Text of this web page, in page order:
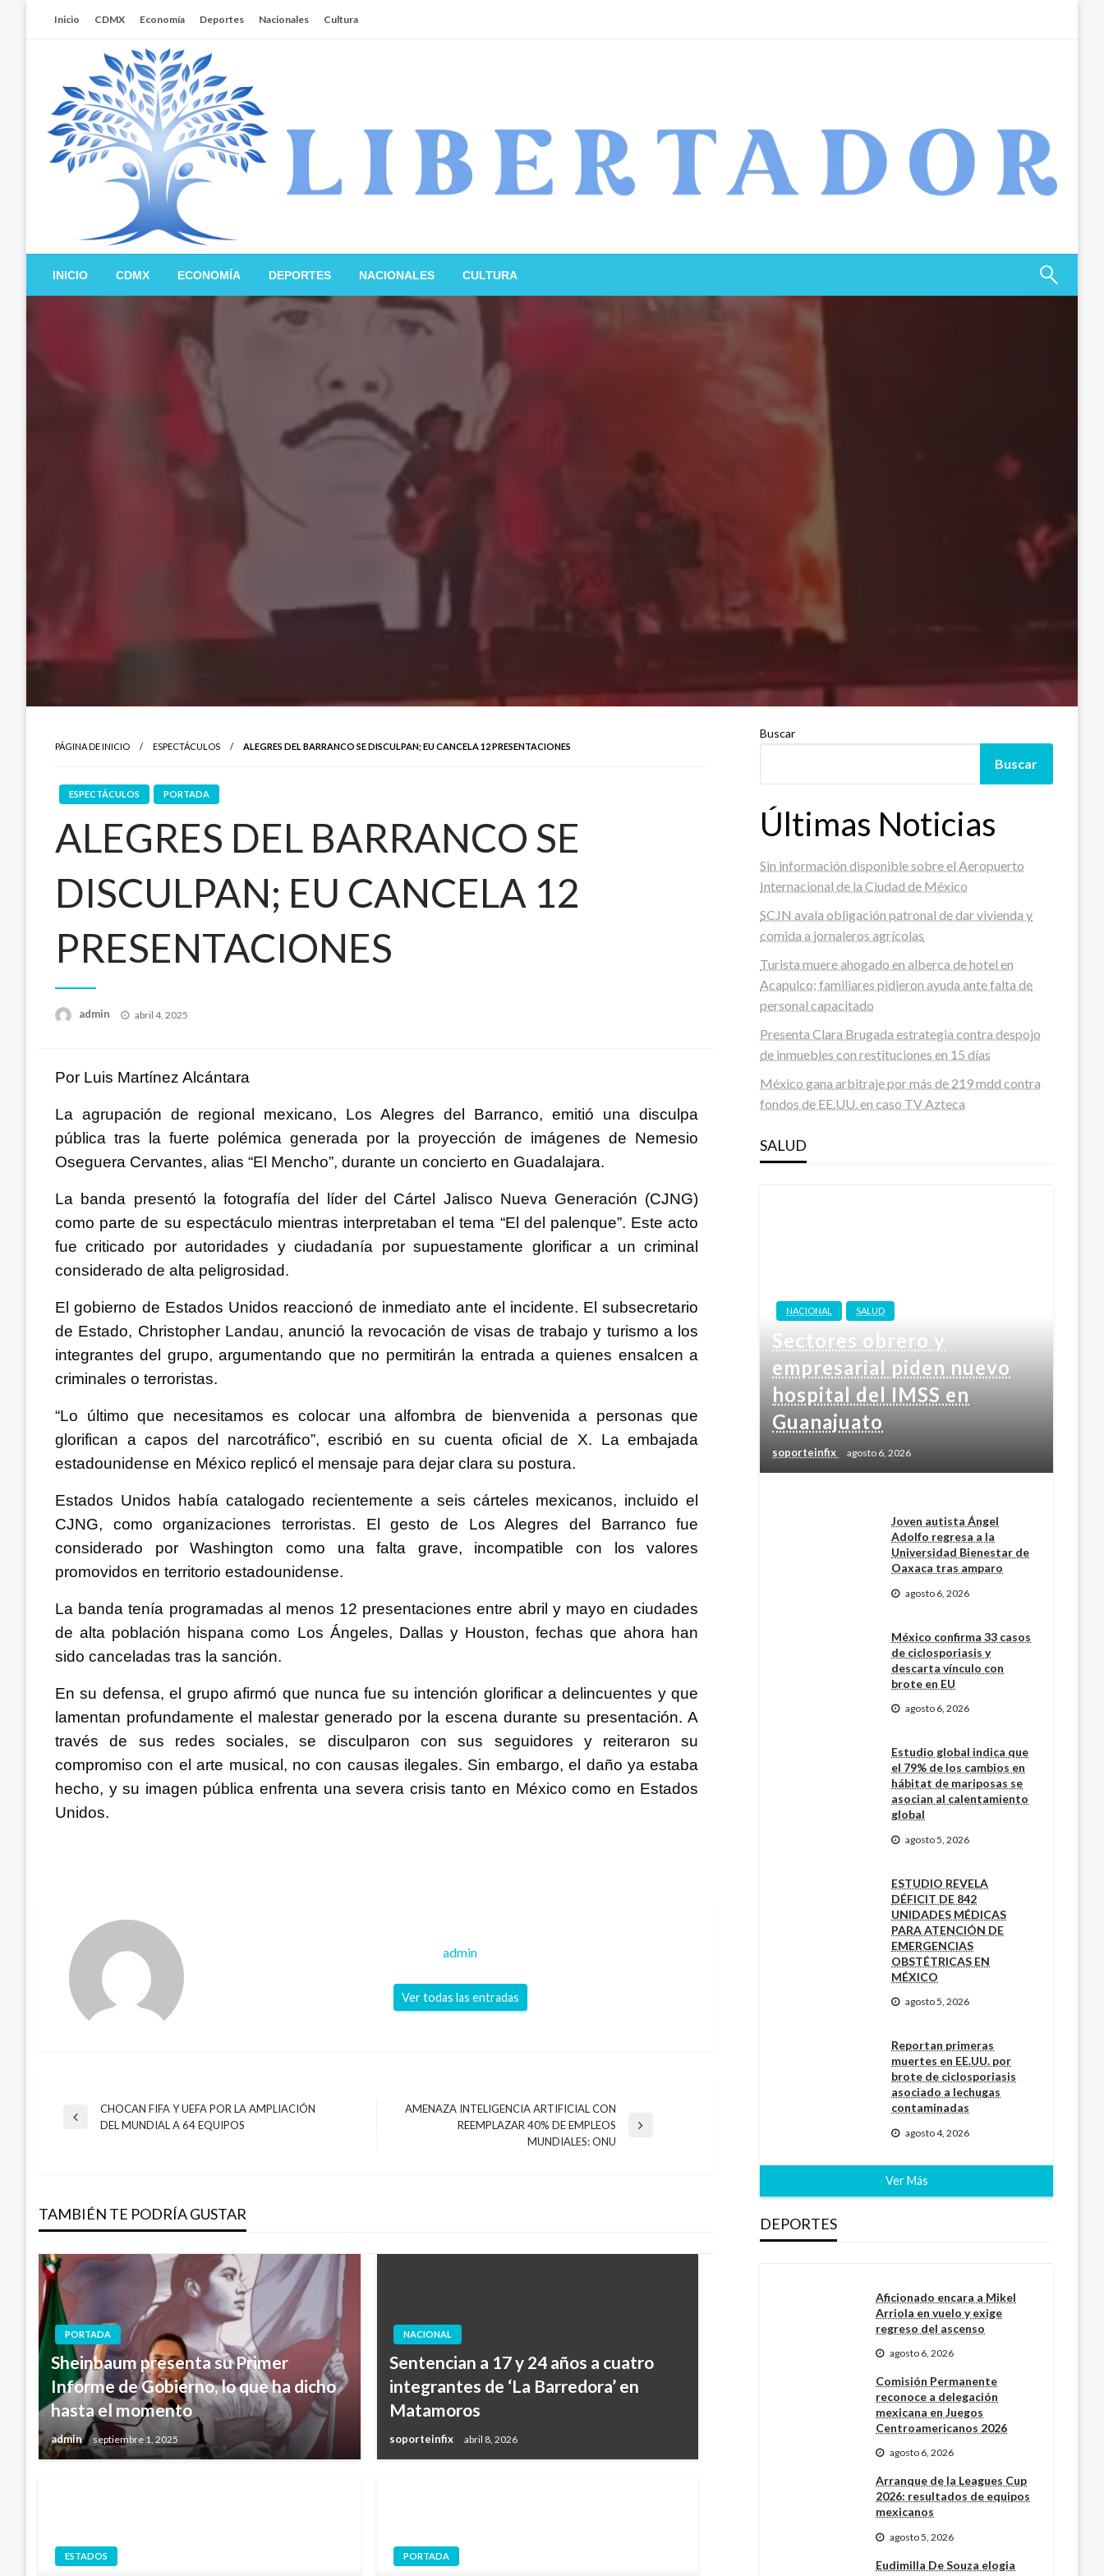
Inicio CDMX Economía Deportes Nacionales Cultura
Libertador MX
INICIO CDMX ECONOMÍA DEPORTES NACIONALES CULTURA
PÁGINA DE INICIO ESPECTÁCULOS ALEGRES DEL BARRANCO SE DISCULPAN; EU CANCELA 12 PRESENTACIONES
ESPECTÁCULOS PORTADA
ALEGRES DEL BARRANCO SE
DISCULPAN; EU CANCELA 12
PRESENTACIONES
admin
Publicado
abril 4, 2025
Por Luis Martínez Alcántara
La agrupación de regional mexicano, Los Alegres del Barranco, emitió una disculpa
pública tras la fuerte polémica generada por la proyección de imágenes de Nemesio
Oseguera Cervantes, alias “El Mencho”, durante un concierto en Guadalajara.
La banda presentó la fotografía del líder del Cártel Jalisco Nueva Generación (CJNG)
como parte de su espectáculo mientras interpretaban el tema “El del palenque”. Este acto
fue criticado por autoridades y ciudadanía por supuestamente glorificar a un criminal
considerado de alta peligrosidad.
El gobierno de Estados Unidos reaccionó de inmediato ante el incidente. El subsecretario
de Estado, Christopher Landau, anunció la revocación de visas de trabajo y turismo a los
integrantes del grupo, argumentando que no permitirán la entrada a quienes ensalcen a
criminales o terroristas.
“Lo último que necesitamos es colocar una alfombra de bienvenida a personas que
glorifican a capos del narcotráfico”, escribió en su cuenta oficial de X. La embajada
estadounidense en México replicó el mensaje para dejar clara su postura.
Estados Unidos había catalogado recientemente a seis cárteles mexicanos, incluido el
CJNG, como organizaciones terroristas. El gesto de Los Alegres del Barranco fue
considerado por Washington como una falta grave, incompatible con los valores
promovidos en territorio estadounidense.
La banda tenía programadas al menos 12 presentaciones entre abril y mayo en ciudades
de alta población hispana como Los Ángeles, Dallas y Houston, fechas que ahora han
sido canceladas tras la sanción.
En su defensa, el grupo afirmó que nunca fue su intención glorificar a delincuentes y que
lamentan profundamente el malestar generado por la escena durante su presentación. A
través de sus redes sociales, se disculparon con sus seguidores y reiteraron su
compromiso con el arte musical, no con causas ilegales. Sin embargo, el daño ya estaba
hecho, y su imagen pública enfrenta una severa crisis tanto en México como en Estados
Unidos.
admin
Ver todas las entradas
Navegación
entradas
Entrada
CHOCAN FIFA Y UEFA POR LA AMPLIACIÓN
DEL MUNDIAL A 64 EQUIPOS
AMENAZA INTELIGENCIA ARTIFICIAL CON
REEMPLAZAR 40% DE EMPLEOS
MUNDIALES: ONU
TAMBIÉN TE PODRÍA GUSTAR
PORTADA
Sheinbaum presenta su Primer
Informe de Gobierno, lo que ha dicho
hasta el momento
admin septiembre 1, 2025
NACIONAL
Sentencian a 17 y 24 años a cuatro
integrantes de ‘La Barredora’ en
Matamoros
soporteinfix abril 8, 2026
ESTADOS PORTADA
Buscar
Buscar
Últimas Noticias
Sin información disponible sobre el Aeropuerto
Internacional de la Ciudad de México
SCJN avala obligación patronal de dar vivienda y
comida a jornaleros agrícolas
Turista muere ahogado en alberca de hotel en
Acapulco; familiares pidieron ayuda ante falta de
personal capacitado
Presenta Clara Brugada estrategia contra despojo
de inmuebles con restituciones en 15 días
México gana arbitraje por más de 219 mdd contra
fondos de EE.UU. en caso TV Azteca
SALUD
NACIONAL SALUD
Sectores obrero y
empresarial piden nuevo
hospital del IMSS en
Guanajuato
soporteinfix agosto 6, 2026
Joven autista Ángel
Adolfo regresa a la
Universidad Bienestar de
Oaxaca tras amparo
agosto 6, 2026
México confirma 33 casos
de ciclosporiasis y
descarta vínculo con
brote en EU
agosto 6, 2026
Estudio global indica que
el 79% de los cambios en
hábitat de mariposas se
asocian al calentamiento
global
agosto 5, 2026
ESTUDIO REVELA
DÉFICIT DE 842
UNIDADES MÉDICAS
PARA ATENCIÓN DE
EMERGENCIAS
OBSTÉTRICAS EN
MÉXICO
agosto 5, 2026
Reportan primeras
muertes en EE.UU. por
brote de ciclosporiasis
asociado a lechugas
contaminadas
agosto 4, 2026
Ver Más
DEPORTES
Aficionado encara a Mikel
Arriola en vuelo y exige
regreso del ascenso
agosto 6, 2026
Comisión Permanente
reconoce a delegación
mexicana en Juegos
Centroamericanos 2026
agosto 6, 2026
Arranque de la Leagues Cup
2026: resultados de equipos
mexicanos
agosto 5, 2026
Eudimilla De Souza elogia